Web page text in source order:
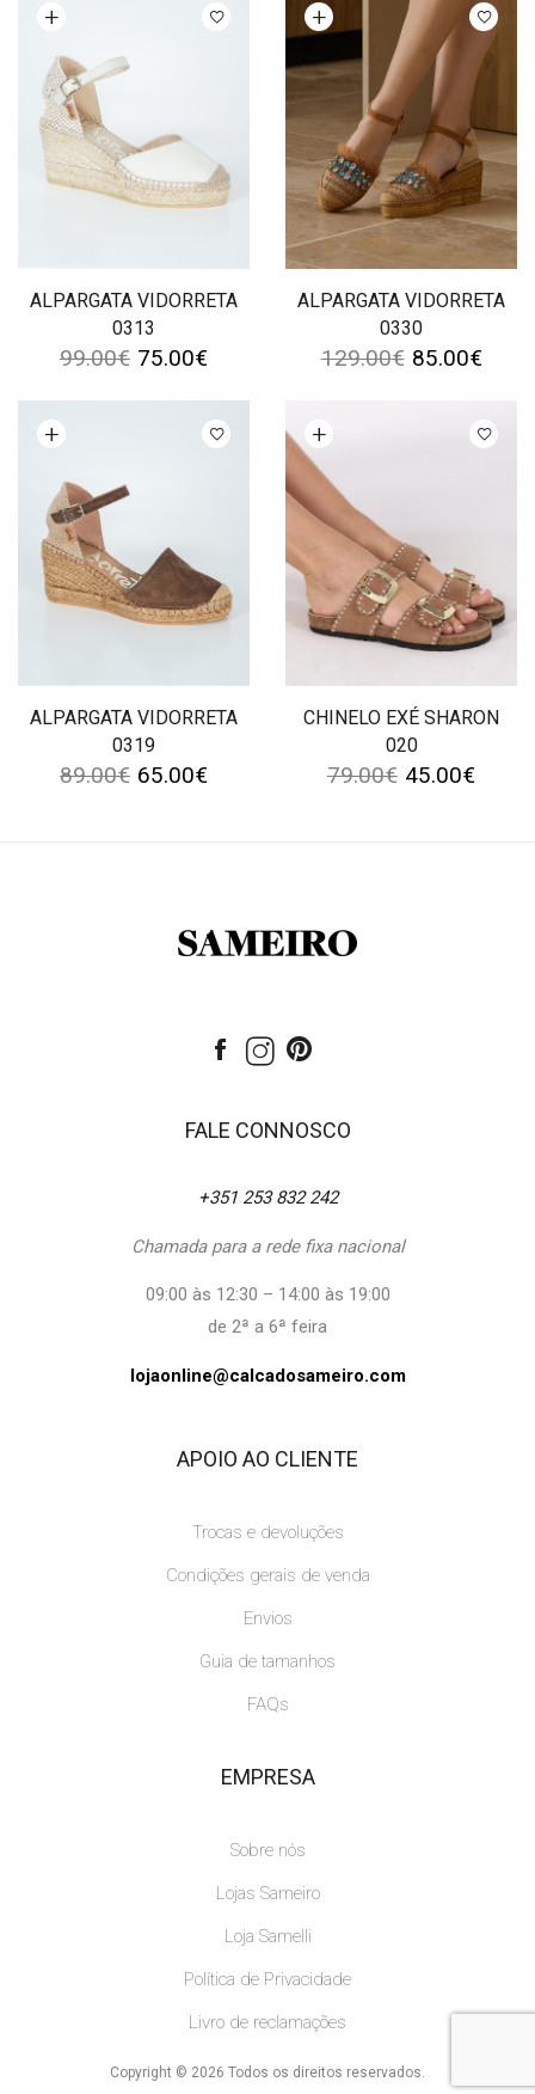
ALPARGATA VIDORRETA
0313
opções
99.00€ 75.00€
ALPARGATA VIDORRETA
0330
Ver opções
129.00€ 85.00€
ALPARGATA VIDORRETA
0319
opções
89.00€ 65.00€
CHINELO EXÉ SHARON
020
Ver opções
79.00€ 45.00€
FALE CONNOSCO
+351 253 832 242
Chamada para a rede fixa nacional
09:00 às 12:30 – 14:00 às 19:00
de 2ª a 6ª feira
lojaonline@calcadosameiro.com
APOIO AO CLIENTE
Trocas e devoluções
Condições gerais de venda
Envios
Guia de tamanhos
FAQs
EMPRESA
Sobre nós
Lojas Sameiro
Loja Samelli
Política de Privacidade
Livro de reclamações
Copyright © 2026 Todos os direitos reservados.